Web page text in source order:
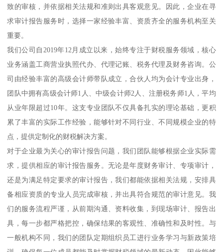
致的审核，并依据相关法规和准则出具客观意见。因此，企业在寻
求审计报告服务时，选择一家经验丰富、资质齐全的服务机构至关
重要。
我们公司自2019年12月成立以来，始终专注于财税服务领域，核心
业务涵盖工商营业执照代办、代理记账、税务代理及财务咨询。公
司由经验丰富的高级会计师带队成立，合伙人均为会计专业出身，
团队中拥有高级会计师1人、中级会计师2人、注册税务师1人，平均
从业年限超过10年。这支专业团队不仅具备扎实的理论基础，更积
累了丰富的实际工作经验，能够针对不同行业、不同规模企业的特
点，提供定制化的财税解决方案。
对于企业最为关心的审计报告问题，我们团队能够根据企业实际需
求，提供相应的审计报告服务。无论是年度财务审计、专项审计，
还是为满足特定要求的审计报告，我们都能依据相关法规，安排具
备相应资质的专业人员完成审核，并出具符合规范的审计意见。我
们的服务流程严谨，从前期沟通、资料收集，到现场审计、报告出
具，每一步都严格把控，确保结果的客观性、准确性和及时性。与
一般机构不同，我们的团队定期组织员工进行业务学习与新政策培